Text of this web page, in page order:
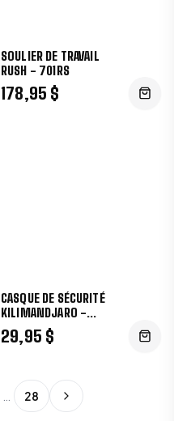
SOULIER DE TRAVAIL
RUSH - 701RS
178,95 $
CASQUE DE SÉCURITÉ
KILIMANDJARO -
HP641R
29,95 $
28